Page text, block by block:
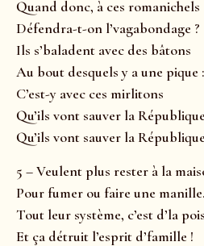
Quand donc, à ces romanichels
Défendra-t-on l’vagabondage ?
Ils s’baladent avec des bâtons
Au bout desquels y a une pique :
C’est-y avec ces mirlitons
Qu’ils vont sauver la
Qu’ils vont sauver la
5 – Veulent plus rester à la
Pour fumer ou faire une manille.
Tout leur système, c’est d’la
Et ça détruit l’esprit d’famille !